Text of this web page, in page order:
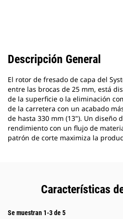
Descripción General
El rotor de fresado de capa del
entre las brocas de 25 mm, está
de la superficie o la eliminación
de la carretera con un acabado
de hasta 330 mm (13"). Un diseño
rendimiento con un flujo de
patrón de corte maximiza la
Características
Se muestran 1-3 de 5